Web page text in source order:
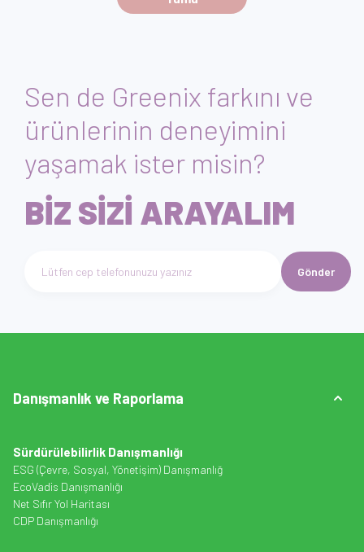
Sen de Greenix farkını ve
ürünlerinin deneyimini
yaşamak ister misin?
BİZ SİZİ ARAYALIM
Telefon numarası giriniz Gönder
Danışmanlık ve Raporlama
Sürdürülebilirlik Danışmanlığı
ESG (Çevre, Sosyal, Yönetişim) Danışmanlığ
EcoVadis Danışmanlığı
Net Sıfır Yol Haritası
CDP Danışmanlığı